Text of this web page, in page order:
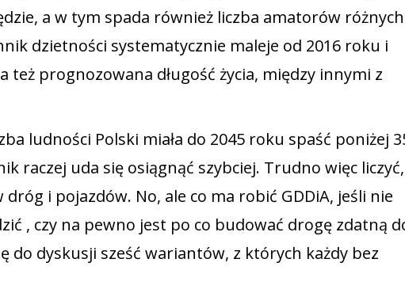
a w tym spada również liczba amatorów różnych
dzietności systematycznie maleje od 2016 roku i
też prognozowana długość życia, między innymi z
ludności Polski miała do 2045 roku spaść poniżej
raczej uda się osiągnąć szybciej. Trudno więc
i pojazdów. No, ale co ma robić GDDiA, jeśli nie
, czy na pewno jest po co budować drogę zdatną
do dyskusji sześć wariantów, z których każdy bez